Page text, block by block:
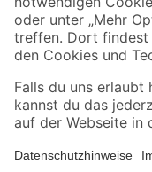
Alle Preisangaben in EUR inkl.
Umständen nicht in allen Märkten
Produkte nur solange der Vorrat
*Paketversand ab 59 €